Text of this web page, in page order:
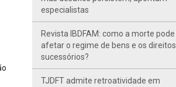
especialistas
Revista IBDFAM: como a morte pode
afetar o regime de bens e os direitos
sucessórios?
TJDFT admite retroatividade em